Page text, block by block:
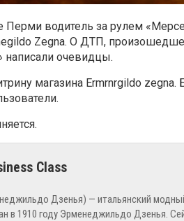
водитель за рулем
Zegna. О ДТП,
написали очевидцы.
магазина Ermrnrgildo zegna.
Дзенья) — итальянский
в 1910 году Эрменеджильдо Дзенья.